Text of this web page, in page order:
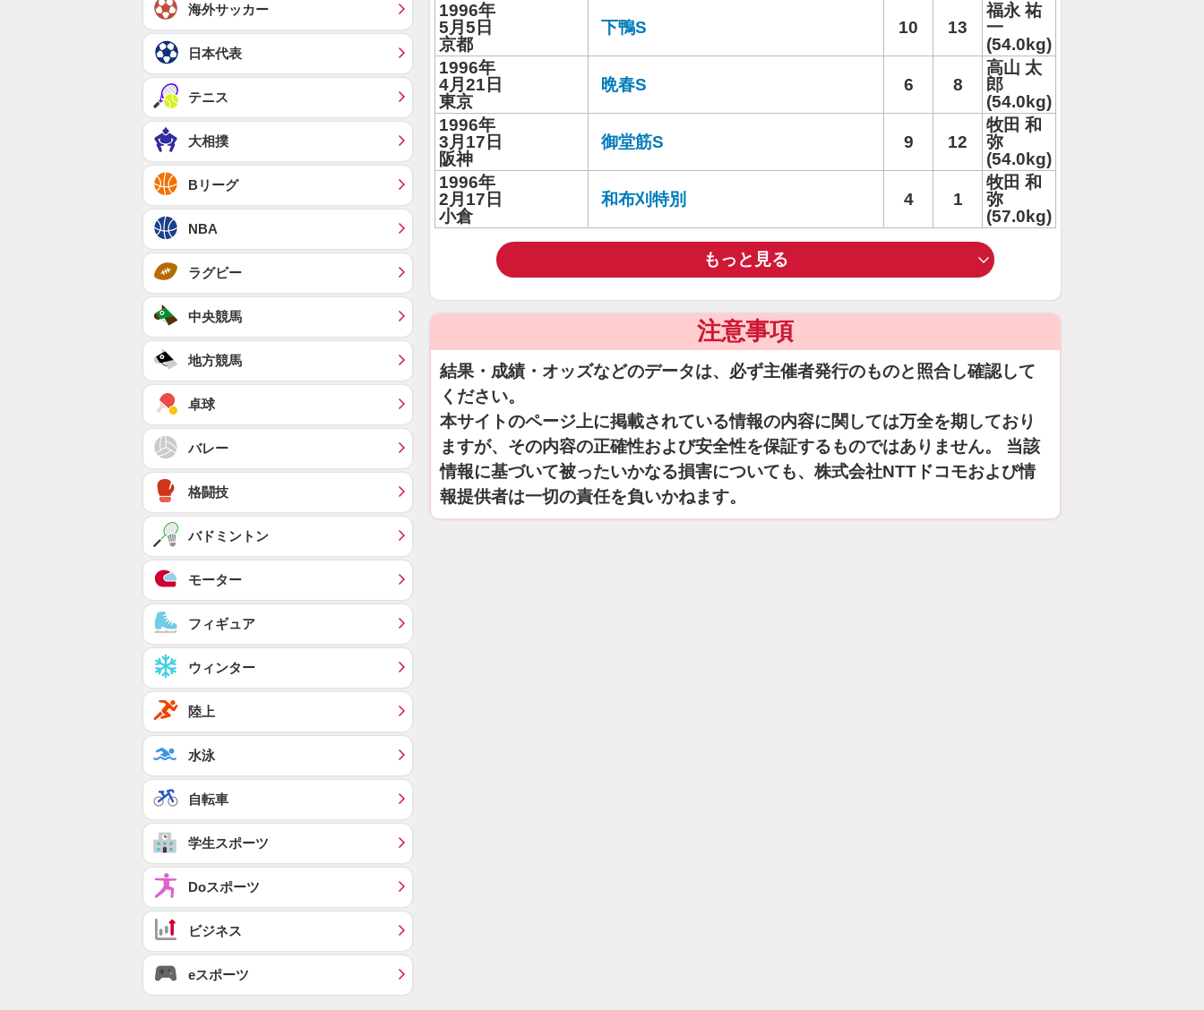
1996年
5月5日
京都
下鴨S 10 13
福永 祐
一
(54.0kg)
1996年
4月21日
東京
晩春S 6 8
高山 太
郎
(54.0kg)
1996年
3月17日
阪神
御堂筋S 9 12
牧田 和
弥
(54.0kg)
1996年
2月17日
小倉
和布刈特別 4 1
牧田 和
弥
(57.0kg)
もっと見る
注意事項
結果・成績・オッズなどのデータは、必ず主催者発行のものと照合し確認して
ください。
本サイトのページ上に掲載されている情報の内容に関しては万全を期しており
ますが、その内容の正確性および安全性を保証するものではありません。 当該
情報に基づいて被ったいかなる損害についても、株式会社NTTドコモおよび情
報提供者は一切の責任を負いかねます。
海外サッカー
日本代表
テニス
大相撲
Bリーグ
NBA
ラグビー
中央競馬
地方競馬
卓球
バレー
格闘技
バドミントン
モーター
フィギュア
ウィンター
陸上
水泳
自転車
学生スポーツ
Doスポーツ
ビジネス
eスポーツ